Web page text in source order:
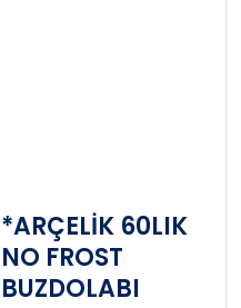
*ARÇELİK 60LIK
NO FROST
BUZDOLABI